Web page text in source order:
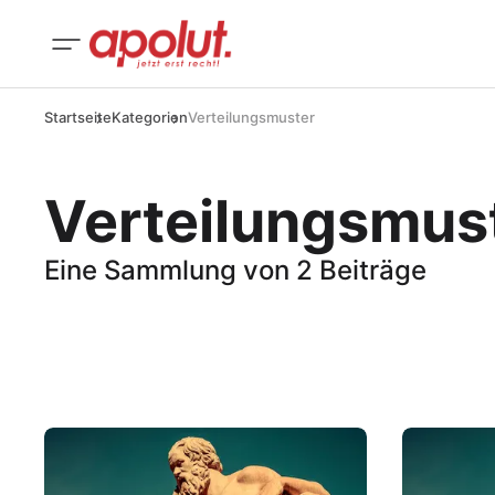
StartseiteKategorienVerteilungsmuster
Eine Sammlung von 2 Beiträge